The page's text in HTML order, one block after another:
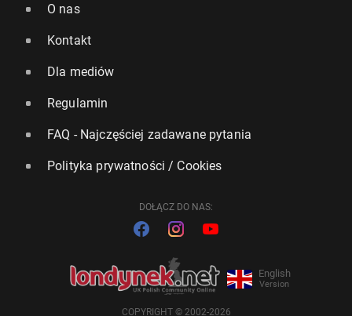
O nas
Kontakt
Dla mediów
Regulamin
FAQ - Najczęściej zadawane pytania
Polityka prywatności / Cookies
DOŁĄCZ DO NAS:
English
Version
COPYRIGHT © 2002-2026